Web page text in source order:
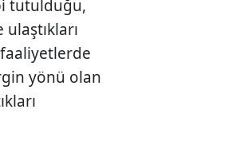
tutulduğu,
faaliyetlerde
yönü olan